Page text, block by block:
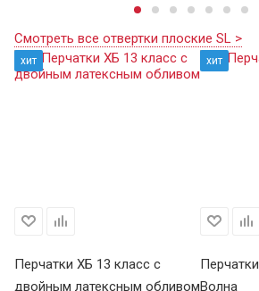
Смотреть все отвертки плоские SL >
хит
Перчатки ХБ 13 класс с
двойным латексным обливом
хит
Волна